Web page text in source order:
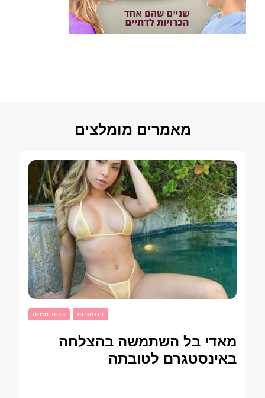
מאמרים מומלצים
בנות חמות דוגמניות
מאדי בל השתמשה בהצלחה
באינסטגרם לטובתה